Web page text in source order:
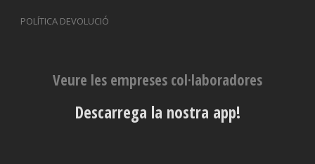
POLÍTICA DEVOLUCIÓ
Veure les empreses col·laboradores
Descarrega la nostra app!